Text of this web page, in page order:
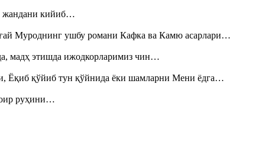
жандани кийиб…
Муроднинг ушбу романи Кафка ва Камю асарлари…
мадҳ этишда ижодкорларимиз чин…
Ёқиб қўйиб тун қўйнида ёки шамларни Мени ёдга…
руҳини…